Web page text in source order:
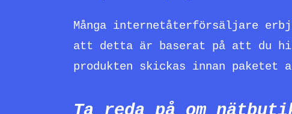
Många internetåterförsäljare
att detta är baserat på att du
produkten skickas innan